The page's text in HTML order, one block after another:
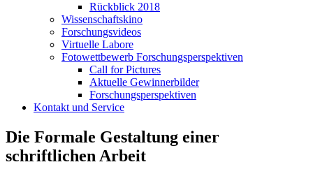
Rückblick 2018
Wissenschaftskino
Forschungsvideos
Virtuelle Labore
Fotowettbewerb Forschungsperspektiven
Call for Pictures
Aktuelle Gewinnerbilder
Forschungsperspektiven
Kontakt und Service
Die Formale Gestaltung einer
schriftlichen Arbeit